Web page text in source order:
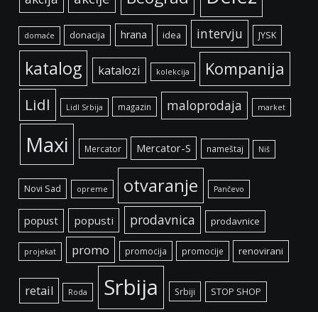
domaće donacija hrana idea intervju JYSK
katalog katalozi kolekcija Kompanija
Lidl Lidl Srbija magazin maloprodaja market
Maxi Mercator Mercator-S nameštaj Niš
Novi Sad opreme otvaranje Pančevo
popust popusti prodavnica prodavnice
projekat promo promocija promocije renovirani
retail Roda Srbija Srbiji STOP SHOP